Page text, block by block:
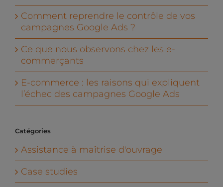
Comment reprendre le contrôle de vos
campagnes Google Ads ?
Ce que nous observons chez les e-
commerçants
E-commerce : les raisons qui expliquent
l’échec des campagnes Google Ads
Catégories
Assistance à maîtrise d'ouvrage
Case studies